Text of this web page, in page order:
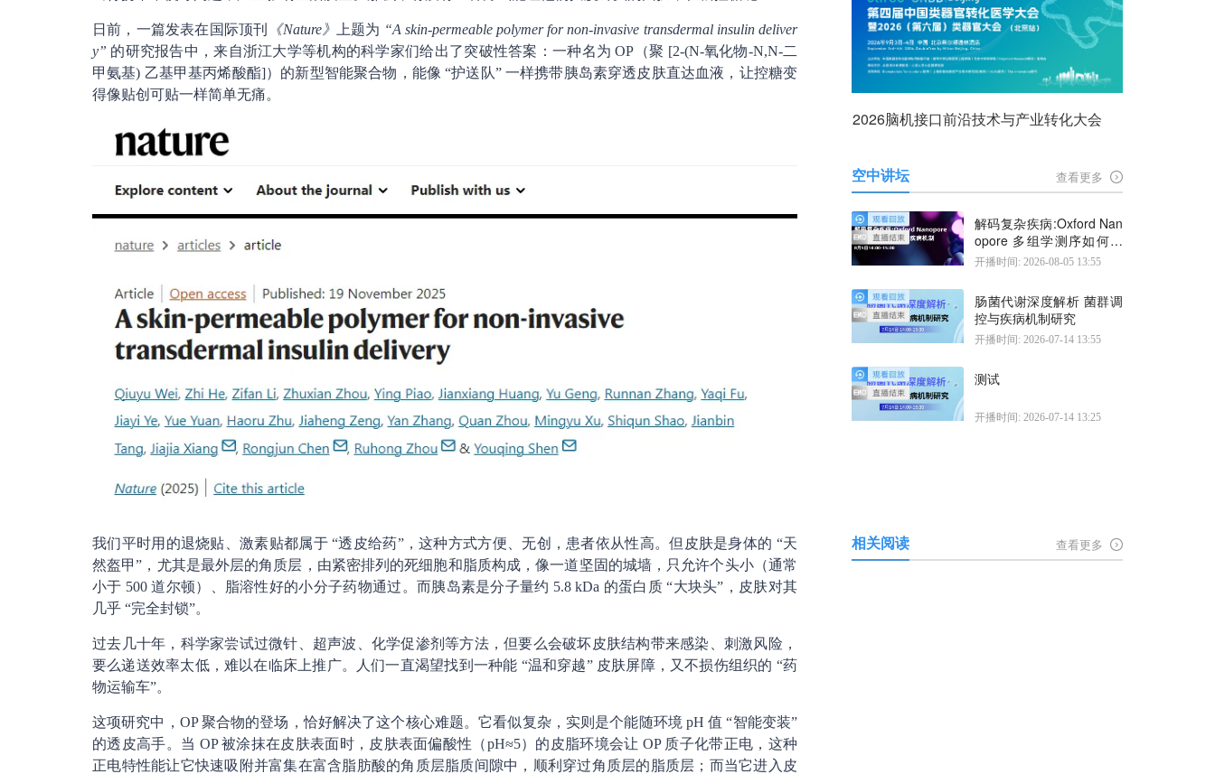
日前，一篇发表在国际顶刊 《Nature》 上题为 “A skin-permeable polymer for non-invasive transdermal insulin deliver
y” 的研究报告中，来自浙江大学等机构的科学家们给出了突破性答案：一种名为 OP（聚 [2-(N-氧化物-N,N-二
甲氨基) 乙基甲基丙烯酸酯]）的新型智能聚合物，能像 “护送队” 一样携带胰岛素穿透皮肤直达血液，让控糖变
得像贴创可贴一样简单无痛。
我们平时用的退烧贴、激素贴都属于 “透皮给药”，这种方式方便、无创，患者依从性高。但皮肤是身体的 “天
然盔甲”，尤其是最外层的角质层，由紧密排列的死细胞和脂质构成，像一道坚固的城墙，只允许个头小（通常
小于 500 道尔顿）、脂溶性好的小分子药物通过。而胰岛素是分子量约 5.8 kDa 的蛋白质 “大块头”，皮肤对其
几乎 “完全封锁”。
过去几十年，科学家尝试过微针、超声波、化学促渗剂等方法，但要么会破坏皮肤结构带来感染、刺激风险，
要么递送效率太低，难以在临床上推广。人们一直渴望找到一种能 “温和穿越” 皮肤屏障，又不损伤组织的 “药
物运输车”。
这项研究中，OP 聚合物的登场，恰好解决了这个核心难题。它看似复杂，实则是个能随环境 pH 值 “智能变装”
的透皮高手。当 OP 被涂抹在皮肤表面时，皮肤表面偏酸性（pH≈5）的皮脂环境会让 OP 质子化带正电，这种
正电特性能让它快速吸附并富集在富含脂肪酸的角质层脂质间隙中，顺利穿过角质层的脂质层；而当它进入皮
2026脑机接口前沿技术与产业转化大会
空中讲坛 查看更多
解码复杂疾病:Oxford Nan
opore 多组学测序如何揭
示疾病机制
开播时间: 2026-08-05 13:55
肠菌代谢深度解析 菌群调
控与疾病机制研究
开播时间: 2026-07-14 13:55
测试
开播时间: 2026-07-14 13:25
相关阅读 查看更多